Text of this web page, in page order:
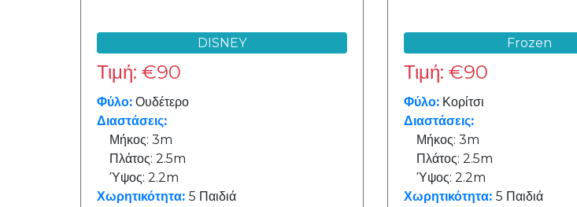
DISNEY
Τιμή: €90
Φύλο: Ουδέτερο
Διαστάσεις:
Μήκος: 3m
Πλάτος: 2.5m
Ύψος: 2.2m
Χωρητικότητα: 5 Παιδιά
Frozen
Τιμή: €90
Φύλο: Κορίτσι
Διαστάσεις:
Μήκος: 3m
Πλάτος: 2.5m
Ύψος: 2.2m
Χωρητικότητα: 5 Παιδιά